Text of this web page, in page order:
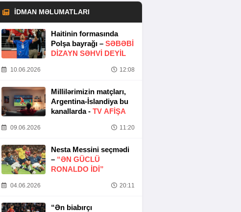
İDMAN MƏLUMATLARI
Haitinin formasında
Polşa bayrağı – SƏBƏBI
DIZAYN SƏHVI DEYIL
10.06.2026 12:08
Millilərimizin matçları,
Argentina-İslandiya bu
kanallarda - TV AFİŞA
09.06.2026 11:20
Nesta Messini seçmədi
– “ƏN GÜCLÜ
RONALDO IDI”
04.06.2026 20:11
“Ən biabırçı